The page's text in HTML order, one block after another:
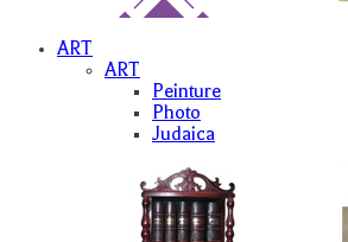
ART
ART
Peinture
Photo
Judaica